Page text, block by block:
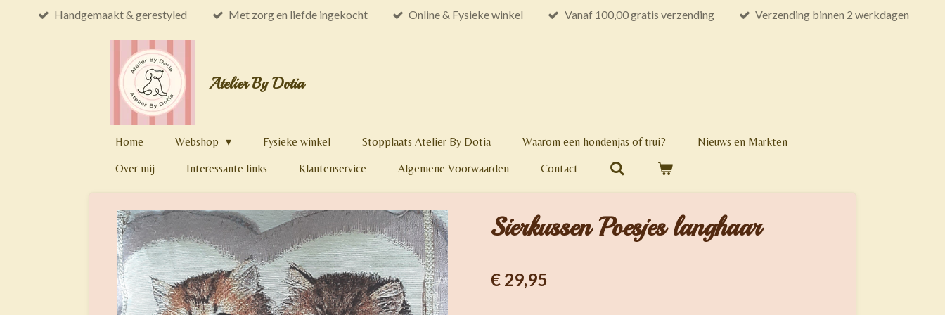
Handgemaakt & gerestyled Met zorg en liefde ingekocht Online & Fysieke winkel Vanaf 100,00 gratis verzending Verzending binnen 2 werkdagen
Atelier By Dotia
Home Webshop Fysieke winkel Stopplaats Atelier By Dotia Waarom een hondenjas of trui?
Nieuws en Markten
Over mij
Interessante links Klantenservice Algemene Voorwaarden Contact
Sierkussen Poesjes langhaar
€ 29,95